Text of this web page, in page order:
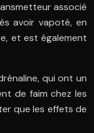
associé
avoir vapoté, en
et est également
qui ont un
de faim chez les
que les effets de